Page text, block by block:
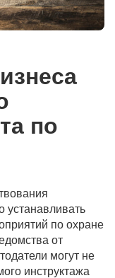
по
устанавливать
по охране
от
могут не
инструктажа